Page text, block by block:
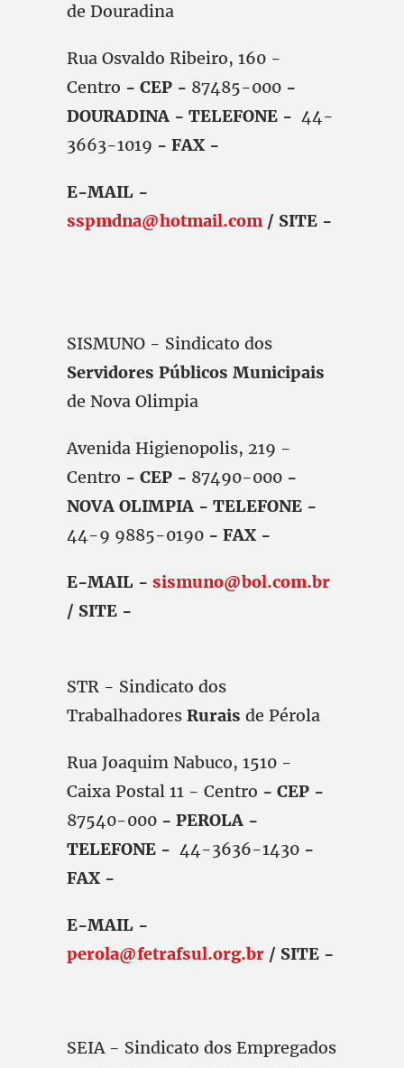
de Douradina
Rua Osvaldo Ribeiro, 160 -
Centro - CEP - 87485-000 -
DOURADINA - TELEFONE - 44-
3663-1019 - FAX -
E-MAIL -
sspmdna@hotmail.com / SITE -
SISMUNO - Sindicato dos
Servidores Públicos Municipais
de Nova Olimpia
Avenida Higienopolis, 219 -
Centro - CEP - 87490-000 -
NOVA OLIMPIA - TELEFONE -
44-9 9885-0190 - FAX -
E-MAIL - sismuno@bol.com.br
/ SITE -
STR - Sindicato dos
Trabalhadores Rurais de Pérola
Rua Joaquim Nabuco, 1510 -
Caixa Postal 11 - Centro - CEP -
87540-000 - PEROLA -
TELEFONE - 44-3636-1430 -
FAX -
E-MAIL -
perola@fetrafsul.org.br / SITE -
SEIA - Sindicato dos Empregados